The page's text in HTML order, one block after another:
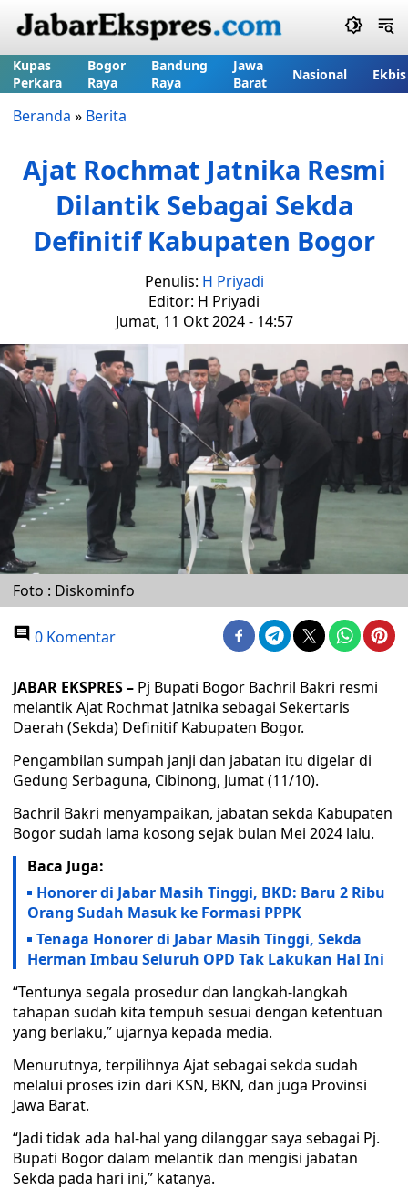
Kupas
Perkara
Bogor
Raya
Bandung
Raya
Jawa
Barat
Nasional Ekbis
Beranda » Berita
Ajat Rochmat Jatnika Resmi
Dilantik Sebagai Sekda
Definitif Kabupaten Bogor
Penulis: H Priyadi
Editor: H Priyadi
Jumat, 11 Okt 2024 - 14:57
Foto : Diskominfo
0 Komentar
JABAR EKSPRES – Pj Bupati Bogor Bachril Bakri resmi
melantik Ajat Rochmat Jatnika sebagai Sekertaris
Daerah (Sekda) Definitif Kabupaten Bogor.
Pengambilan sumpah janji dan jabatan itu digelar di
Gedung Serbaguna, Cibinong, Jumat (11/10).
Bachril Bakri menyampaikan, jabatan sekda Kabupaten
Bogor sudah lama kosong sejak bulan Mei 2024 lalu.
Baca Juga:
Honorer di Jabar Masih Tinggi, BKD: Baru 2 Ribu
Orang Sudah Masuk ke Formasi PPPK
Tenaga Honorer di Jabar Masih Tinggi, Sekda
Herman Imbau Seluruh OPD Tak Lakukan Hal Ini
“Tentunya segala prosedur dan langkah-langkah
tahapan sudah kita tempuh sesuai dengan ketentuan
yang berlaku,” ujarnya kepada media.
Menurutnya, terpilihnya Ajat sebagai sekda sudah
melalui proses izin dari KSN, BKN, dan juga Provinsi
Jawa Barat.
“Jadi tidak ada hal-hal yang dilanggar saya sebagai Pj.
Bupati Bogor dalam melantik dan mengisi jabatan
Sekda pada hari ini,” katanya.